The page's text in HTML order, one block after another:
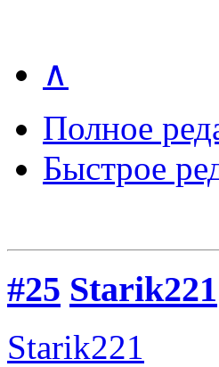
∧
Полное
Быстрое
#25 Starik221
Starik221